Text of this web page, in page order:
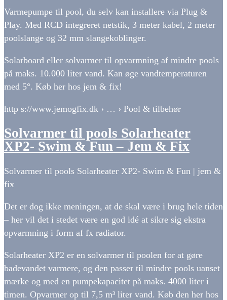
Varmepumpe til pool, du selv kan installere via Plug &
Play. Med RCD integreret netstik, 3 meter kabel, 2 meter
poolslange og 32 mm slangekoblinger.
Solarboard eller solvarmer til opvarmning af mindre pools
på maks. 10.000 liter vand. Kan øge vandtemperaturen
med 5°. Køb her hos jem & fix!
http s://www.jemogfix.dk › … › Pool & tilbehør
Solvarmer til pools Solarheater
XP2- Swim & Fun – Jem & Fix
Solvarmer til pools Solarheater XP2- Swim & Fun | jem &
fix
Det er dog ikke meningen, at de skal være i brug hele tiden
– her vil det i stedet være en god idé at sikre sig ekstra
opvarmning i form af fx radiator.
Solarheater XP2 er en solvarmer til poolen for at gøre
badevandet varmere, og den passer til mindre pools uanset
mærke og med en pumpekapacitet på maks. 4000 liter i
timen. Opvarmer op til 7,5 m³ liter vand. Køb den her hos